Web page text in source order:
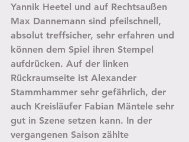
Yannik Heetel und auf Rechtsaußen
Max Dannemann sind pfeilschnell,
absolut treffsicher, sehr erfahren und
können dem Spiel ihren Stempel
aufdrücken. Auf der linken
Rückraumseite ist Alexander
Stammhammer sehr gefährlich, der
auch Kreisläufer Fabian Mäntele sehr
gut in Szene setzen kann. In der
vergangenen Saison zählte